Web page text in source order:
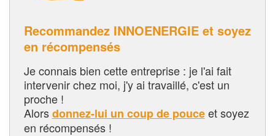
Recommandez INNOENERGIE et soyez
en récompensés
Je connais bien cette entreprise : je l'ai fait
intervenir chez moi, j'y ai travaillé, c'est un
proche !
Alorsdonnez-lui un coup de pouceet soyez
en récompensés !